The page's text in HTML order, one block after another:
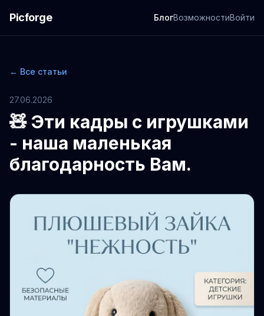
Picforge БлогВозможностиВойти
← Все статьи
27.06.2026
🧸 Эти кадры с игрушками
- наша маленькая
благодарность Вам.